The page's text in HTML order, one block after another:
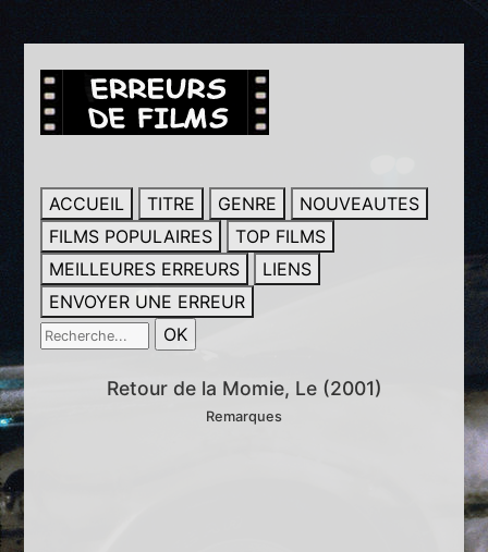
ACCUEIL TITRE GENRE
NOUVEAUTES
FILMS POPULAIRES
TOP FILMS
MEILLEURES ERREURS
LIENS
ENVOYER UNE ERREUR
Retour de la Momie, Le (2001)
Remarques